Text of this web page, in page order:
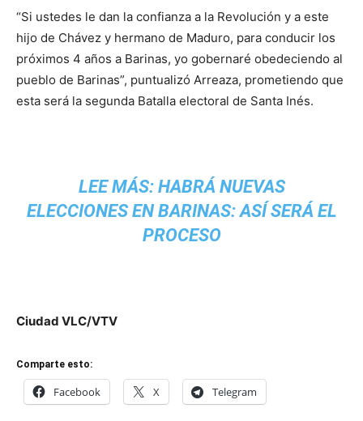
“Si ustedes le dan la confianza a la Revolución y a este
hijo de Chávez y hermano de Maduro, para conducir los
próximos 4 años a Barinas, yo gobernaré obedeciendo al
pueblo de Barinas”, puntualizó Arreaza, prometiendo que
esta será la segunda Batalla electoral de Santa Inés.
LEE MÁS: HABRÁ NUEVAS
ELECCIONES EN BARINAS: ASÍ SERÁ EL
PROCESO
Ciudad VLC/VTV
Comparte esto:
Facebook X Telegram